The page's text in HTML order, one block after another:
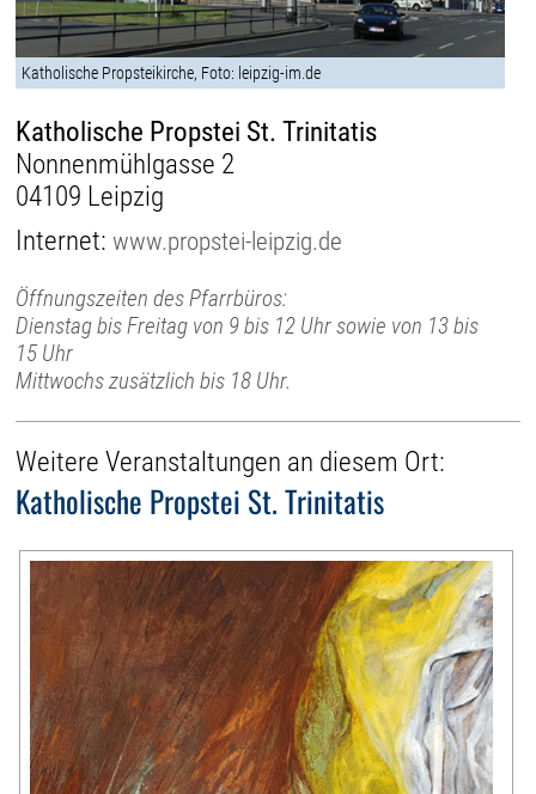
Katholische Propsteikirche, Foto: leipzig-im.de
Katholische Propstei St. Trinitatis
Nonnenmühlgasse 2
04109 Leipzig
Internet:www.propstei-leipzig.de
Öffnungszeiten des Pfarrbüros:
Dienstag bis Freitag von 9 bis 12 Uhr sowie von 13 bis
15 Uhr
Mittwochs zusätzlich bis 18 Uhr.
Weitere Veranstaltungen an diesem Ort:
Katholische Propstei St. Trinitatis